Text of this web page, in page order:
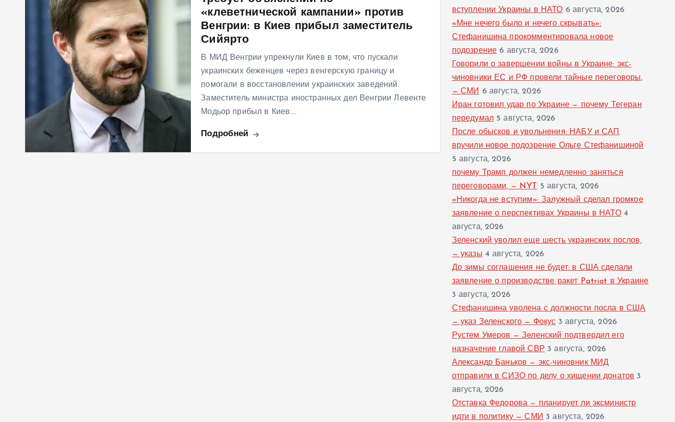
«клеветнической кампании» против
Венгрии: в Киев прибыл заместитель
Сийярто
В МИД Венгрии упрекнули Киев в том, что пускали
украинских беженцев через венгерскую границу и
помогали в восстановлении украинских заведений.
Заместитель министра иностранных дел Венгрии Левенте
Модьор прибыл в Киев.…
Подробней
вступлении Украины в НАТО 6 августа, 2026
«Мне нечего было и нечего скрывать»:
Стефанишина прокомментировала новое
подозрение 6 августа, 2026
Говорили о завершении войны в Украине: экс-
чиновники ЕС и РФ провели тайные переговоры,
— СМИ 6 августа, 2026
Иран готовил удар по Украине — почему Тегеран
передумал 5 августа, 2026
После обысков и увольнения: НАБУ и САП
вручили новое подозрение Ольге Стефанишиной
5 августа, 2026
почему Трамп должен немедленно заняться
переговорами, — NYT
5 августа, 2026
«Никогда не вступим»: Залужный сделал громкое
заявление о перспективах Украины в НАТО 4
августа, 2026
Зеленский уволил еще шесть украинских послов,
— указы 4 августа, 2026
До зимы соглашения не будет: в США сделали
заявление о производстве ракет Patriot в Украине
3 августа, 2026
Стефанишина уволена с должности посла в США
— указ Зеленского — Фокус 3 августа, 2026
Рустем Умеров — Зеленский подтвердил его
назначение главой СВР 3 августа, 2026
Александр Баньков — экс-чиновник МИД
отправили в СИЗО по делу о хищении донатов 3
августа, 2026
Отставка Федорова — планирует ли эксминистр
идти в политику — СМИ 3 августа, 2026